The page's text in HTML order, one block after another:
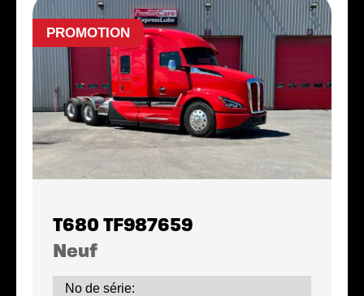
PROMOTION
T680 TF987659
Neuf
No de série: